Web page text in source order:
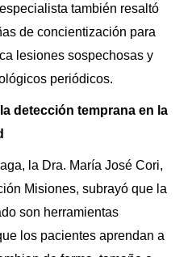
también resaltó
de concientización para
lesiones sospechosas y
periódicos.
detección temprana en la
la Dra. María José Cori,
Misiones, subrayó que la
son herramientas
los pacientes aprendan a